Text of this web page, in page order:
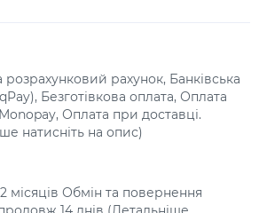
розрахунковий рахунок, Банківська
Безготівкова оплата, Оплата
Оплата при доставці.
натисніть на опис)
місяців Обмін та повернення